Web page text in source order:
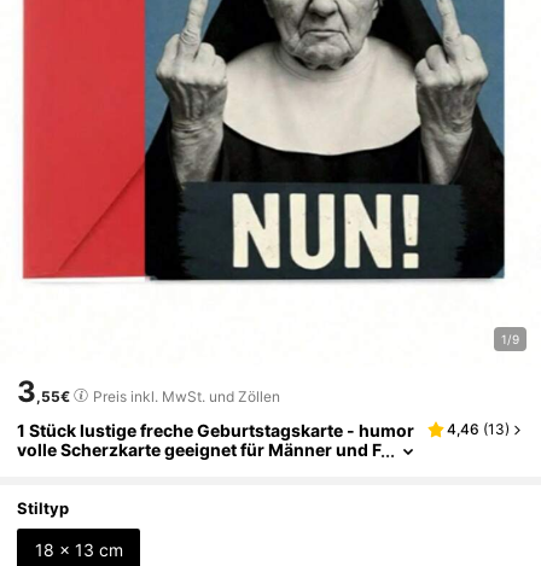
1/9
3,55€ Preis inkl. MwSt. und Zöllen
1 Stück lustige freche Geburtstagskarte - humor
volle Scherzkarte geeignet für Männer und F
morkarte, unsinnige Scherzkarte, geeignet für G
eburtstag, Jahrestag oder jeden Anlass
4,46 (13)
Stiltyp
18 x 13 cm